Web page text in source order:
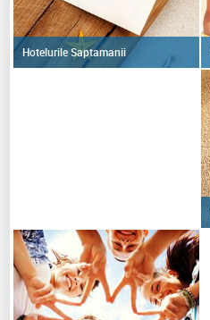
Hotelurile Saptamanii